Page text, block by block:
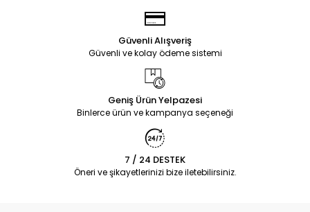
Güvenli Alışveriş
Güvenli ve kolay ödeme sistemi
Geniş Ürün Yelpazesi
Binlerce ürün ve kampanya seçeneği
7 / 24 DESTEK
Öneri ve şikayetlerinizi bize iletebilirsiniz.